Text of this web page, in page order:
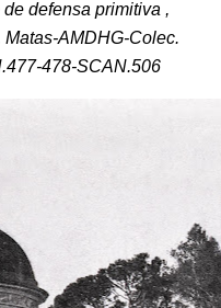
defensa primitiva ,
AMDHG-Colec.
478-SCAN.506